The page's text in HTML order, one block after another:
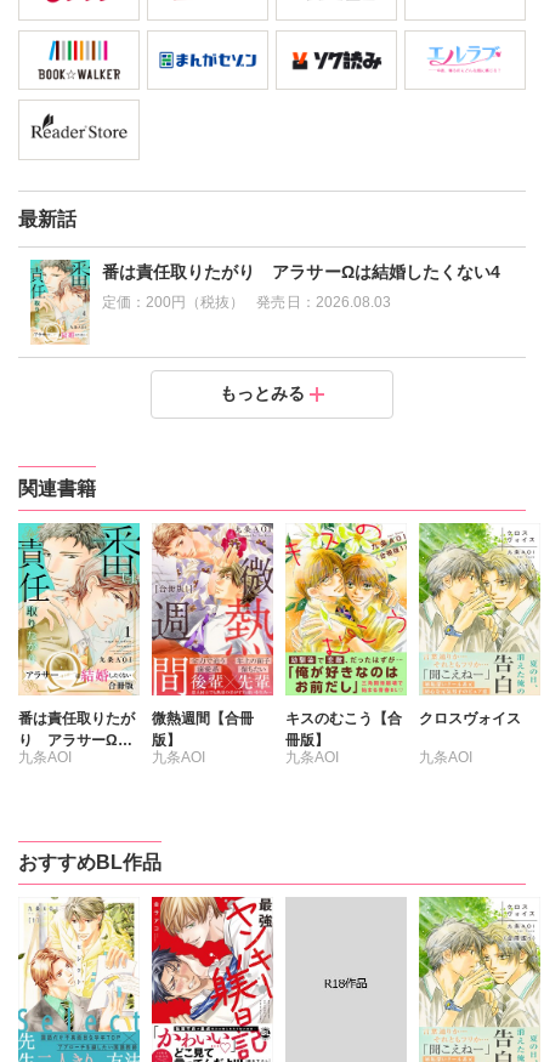
最新話
番は責任取りたがり アラサーΩは結婚したくない4
定価： 200円（税抜） 発売日： 2026.08.03
番は責任取りたがり アラサーΩは結婚したくない3
200円（税抜） 発売日：2026.07.06
番は責任取りたがり アラサーΩは結婚したくない2
200円（税抜） 発売日：2026.07.06
番は責任取りたがり アラサーΩは結婚したくない1
200円（税抜） 発売日：2026.07.06
もっとみる
関連書籍
番は責任取りたが
り アラサーΩは
結婚したくない
九条AOI
微熱週間【合冊
版】
九条AOI
キスのむこう【合
冊版】
九条AOI
クロスヴォイス
九条AOI
おすすめBL作品